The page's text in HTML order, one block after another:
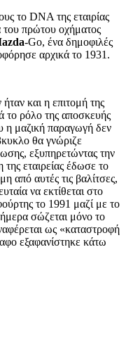
το DNA της εταιρίας
του πρώτου οχήματος
-Go, ένα δημοφιλές
αρχικά το 1931.
και η επιτομή της
το ρόλο της αποσκευής
η μαζική παραγωγή δεν
θα γνώριζε
εξυπηρετώντας την
εταιρείας έδωσε το
από αυτές τις βαλίτσες,
να εκτίθεται στο
το 1991 μαζί με το
σώζεται μόνο το
ως «καταστροφή
εξαφανίστηκε κάτω